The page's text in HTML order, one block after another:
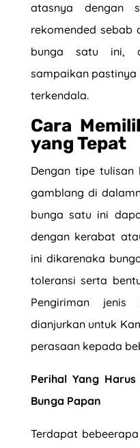
atasnya dengan
rekomended sebab
bunga satu ini,
sampaikan
terkendala.
Cara
yang Tepat
Dengan tipe
gamblang di
bunga satu ini
dengan kerabat
ini dikarenaka
toleransi serta
Pengiriman
dianjurkan untuk
perasaan kepada
Perihal Yang
Bunga Papan
Terdapat